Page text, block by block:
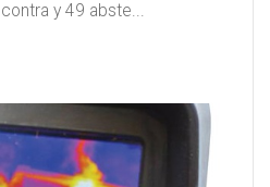
y 49 abste...